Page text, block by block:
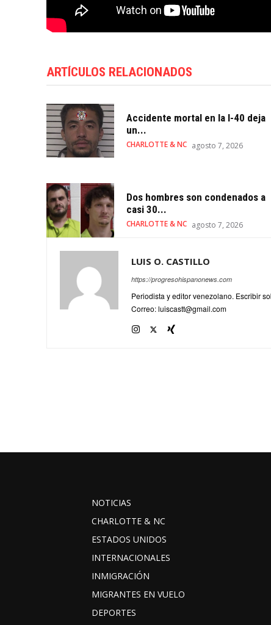
ARTÍCULOS RELACIONADOS
Accidente mortal en la I-40 deja
un...
CHARLOTTE & NC agosto 7, 2026
Dos hombres son condenados a
casi 30...
CHARLOTTE & NC agosto 7, 2026
LUIS O. CASTILLO
https://progresohispanonews.com
Periodista y editor venezolano. Escribir
Correo: luiscastt@gmail.com
NOTICIAS
CHARLOTTE & NC
ESTADOS UNIDOS
INTERNACIONALES
INMIGRACIÓN
MIGRANTES EN VUELO
DEPORTES